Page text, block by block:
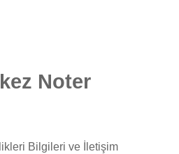
Noter
Bilgileri ve İletişim